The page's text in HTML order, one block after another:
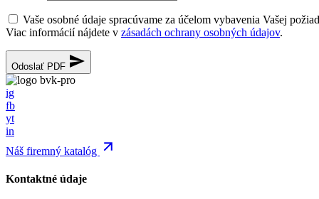
Vaše osobné údaje spracúvame za účelom vybavenia Vašej
Viac informácií nájdete v zásadách ochrany osobných údajov.
Odoslať PDF
ig
fb
yt
in
Náš firemný katalóg
Kontaktné údaje